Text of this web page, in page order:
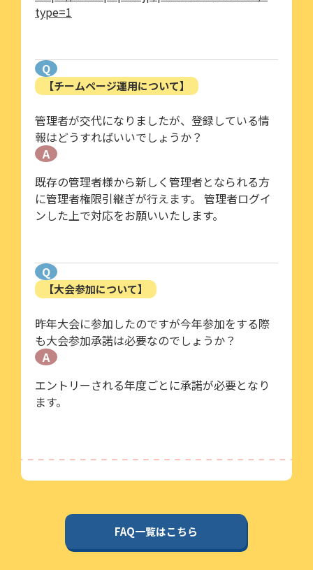
type=1
Q
【チームページ運用について】
管理者が交代になりましたが、登録している情
報はどうすればいいでしょうか？
A
既存の管理者様から新しく管理者となられる方
に管理者権限引継ぎが行えます。 管理者ログイ
ンした上で対応をお願いいたします。
Q
【大会参加について】
昨年大会に参加したのですが今年参加をする際
も大会参加承諾は必要なのでしょうか？
A
エントリーされる年度ごとに承諾が必要となり
ます。
FAQ一覧はこちら